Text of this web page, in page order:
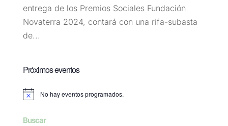
entrega de los Premios Sociales Fundación
Novaterra 2024, contará con una rifa-subasta
de...
Próximos eventos
Aviso No hay eventos programados.
Buscar